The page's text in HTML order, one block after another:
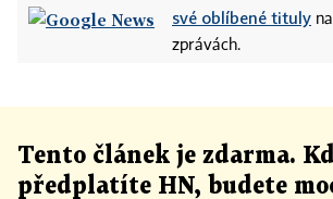
své oblíbené tituly
zprávách.
Tento článek je zdarma.
předplatíte HN, budete